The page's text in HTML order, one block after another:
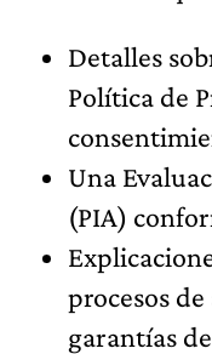
Detalles
Política de
Una
(PIA)
procesos
garantías